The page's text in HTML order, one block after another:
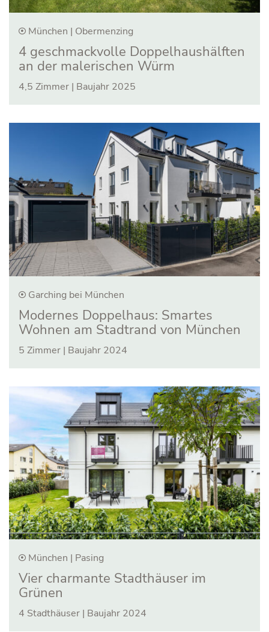
München | Obermenzing
4 geschmack­volle Doppel­haus­hälften
an der malerischen Würm
4,5 Zimmer | Baujahr 2025
Garching bei München
Modernes Doppelhaus: Smartes
Wohnen am Stadtrand von München
5 Zimmer | Baujahr 2024
München | Pasing
Vier charmante Stadthäuser im
Grünen
4 Stadthäuser | Baujahr 2024